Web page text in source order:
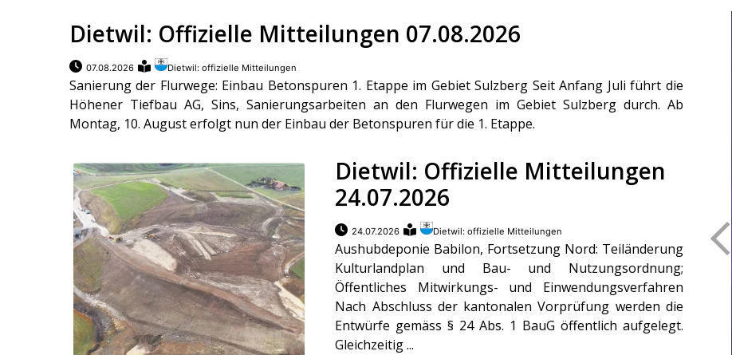
Dietwil: Offizielle Mitteilungen 07.08.2026
07.08.2026 Dietwil: offizielle Mitteilungen
Sanierung der Flurwege: Einbau Betonspuren 1. Etappe im Gebiet Sulzberg Seit Anfang Juli führt die
Höhener Tiefbau AG, Sins, Sanierungsarbeiten an den Flurwegen im Gebiet Sulzberg durch. Ab
Montag, 10. August erfolgt nun der Einbau der Betonspuren für die 1. Etappe.
Dietwil: Offizielle Mitteilungen
24.07.2026
24.07.2026 Dietwil: offizielle Mitteilungen
Aushubdeponie Babilon, Fortsetzung Nord: Teiländerung
Kulturlandplan und Bau- und Nutzungsordnung;
Öffentliches Mitwirkungs- und Einwendungsverfahren
Nach Abschluss der kantonalen Vorprüfung werden die
Entwürfe gemäss § 24 Abs. 1 BauG öffentlich aufgelegt.
Gleichzeitig ...